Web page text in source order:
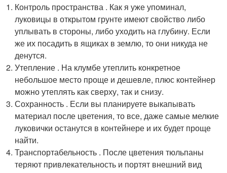
Контроль пространства . Как я уже упоминал,
луковицы в открытом грунте имеют свойство либо
уплывать в стороны, либо уходить на глубину. Если
же их посадить в ящиках в землю, то они никуда не
денутся.
Утепление . На клумбе утеплить конкретное
небольшое место проще и дешевле, плюс контейнер
можно утеплять как сверху, так и снизу.
Сохранность . Если вы планируете выкапывать
материал после цветения, то все, даже самые мелкие
луковички останутся в контейнере и их будет проще
найти.
Транспортабельность . После цветения тюльпаны
теряют привлекательность и портят внешний вид